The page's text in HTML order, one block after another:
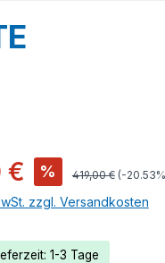
€ % 419,00 € (-
zzgl. Versandkosten
1-3 Tage